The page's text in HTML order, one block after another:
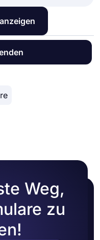
Weg,
zu